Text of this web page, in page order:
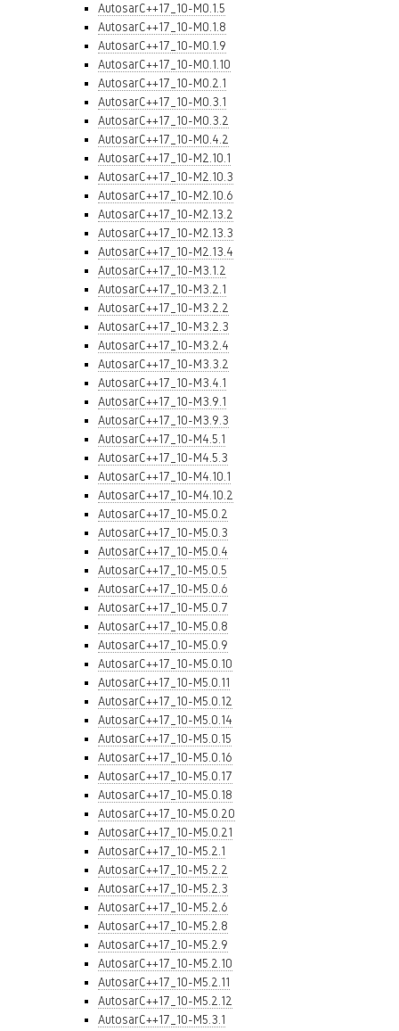
AutosarC++17_10-M0.1.5
AutosarC++17_10-M0.1.8
AutosarC++17_10-M0.1.9
AutosarC++17_10-M0.1.10
AutosarC++17_10-M0.2.1
AutosarC++17_10-M0.3.1
AutosarC++17_10-M0.3.2
AutosarC++17_10-M0.4.2
AutosarC++17_10-M2.10.1
AutosarC++17_10-M2.10.3
AutosarC++17_10-M2.10.6
AutosarC++17_10-M2.13.2
AutosarC++17_10-M2.13.3
AutosarC++17_10-M2.13.4
AutosarC++17_10-M3.1.2
AutosarC++17_10-M3.2.1
AutosarC++17_10-M3.2.2
AutosarC++17_10-M3.2.3
AutosarC++17_10-M3.2.4
AutosarC++17_10-M3.3.2
AutosarC++17_10-M3.4.1
AutosarC++17_10-M3.9.1
AutosarC++17_10-M3.9.3
AutosarC++17_10-M4.5.1
AutosarC++17_10-M4.5.3
AutosarC++17_10-M4.10.1
AutosarC++17_10-M4.10.2
AutosarC++17_10-M5.0.2
AutosarC++17_10-M5.0.3
AutosarC++17_10-M5.0.4
AutosarC++17_10-M5.0.5
AutosarC++17_10-M5.0.6
AutosarC++17_10-M5.0.7
AutosarC++17_10-M5.0.8
AutosarC++17_10-M5.0.9
AutosarC++17_10-M5.0.10
AutosarC++17_10-M5.0.11
AutosarC++17_10-M5.0.12
AutosarC++17_10-M5.0.14
AutosarC++17_10-M5.0.15
AutosarC++17_10-M5.0.16
AutosarC++17_10-M5.0.17
AutosarC++17_10-M5.0.18
AutosarC++17_10-M5.0.20
AutosarC++17_10-M5.0.21
AutosarC++17_10-M5.2.1
AutosarC++17_10-M5.2.2
AutosarC++17_10-M5.2.3
AutosarC++17_10-M5.2.6
AutosarC++17_10-M5.2.8
AutosarC++17_10-M5.2.9
AutosarC++17_10-M5.2.10
AutosarC++17_10-M5.2.11
AutosarC++17_10-M5.2.12
AutosarC++17_10-M5.3.1